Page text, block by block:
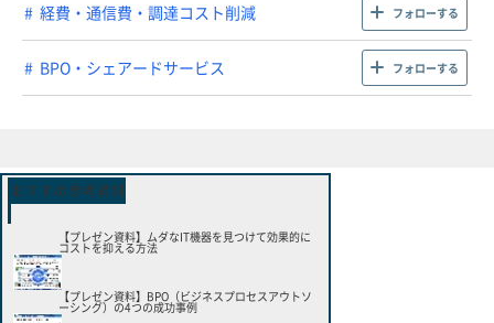
経費・通信費・調達コスト削減 フォローする
BPO・シェアードサービス フォローする
おすすめ参考資料
【プレゼン資料】ムダなIT機器を見つけて効果的に
コストを抑える方法
【プレゼン資料】BPO（ビジネスプロセスアウトソ
ーシング）の4つの成功事例